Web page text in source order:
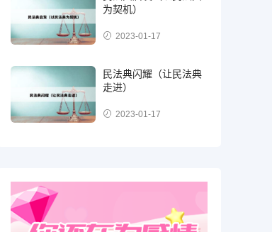
为契机）
2023-01-17
民法典闪耀（让民法典
走进）
2023-01-17